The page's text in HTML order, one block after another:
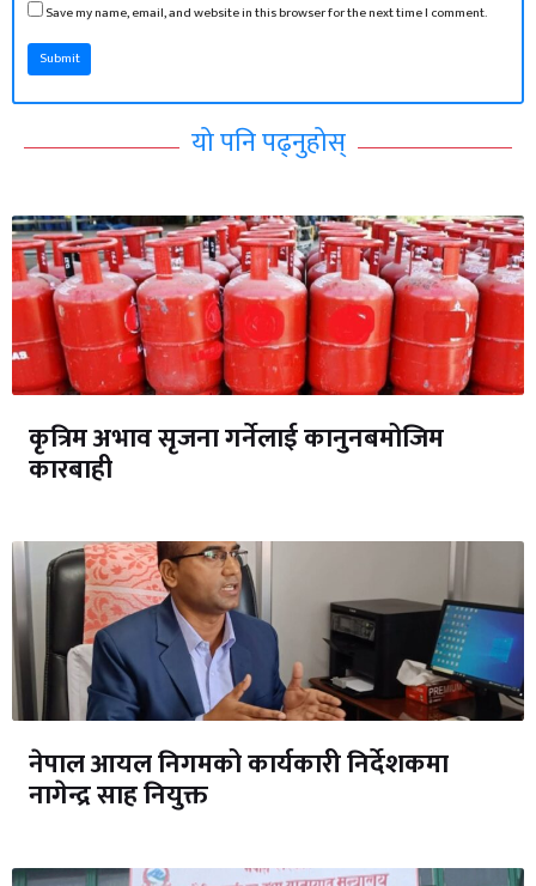
Save my name, email, and website in this browser for the next time I comment.
Submit
यो पनि पढ्नुहोस्
कृत्रिम अभाव सृजना गर्नेलाई कानुनबमोजिम
कारबाही
नेपाल आयल निगमको कार्यकारी निर्देशकमा
नागेन्द्र साह नियुक्त